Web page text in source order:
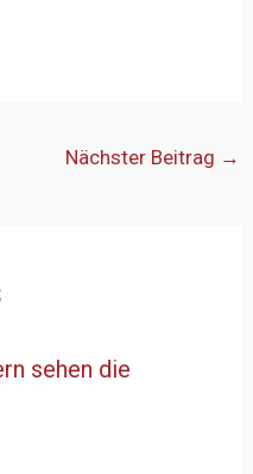
Nächster Beitrag →
sehen die